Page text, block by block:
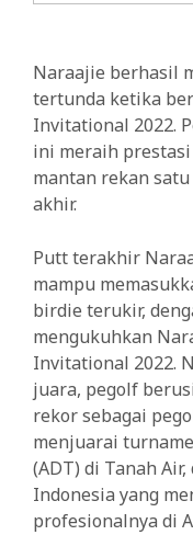
Naraajie berhasil
tertunda ketika
Invitational 2022.
ini meraih
mantan rekan
akhir.
Putt terakhir
mampu
birdie terukir,
mengukuhkan
Invitational 2022.
juara, pegolf
rekor sebagai
menjuarai
(ADT) di Tanah
Indonesia yang
profesionalnya di